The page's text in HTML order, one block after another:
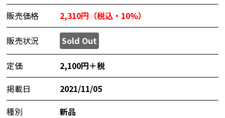
販売価格
2,310円（税込・10%）
販売状況 Sold Out
定価
2,100円＋税
掲載日
2021/11/05
種別
新品